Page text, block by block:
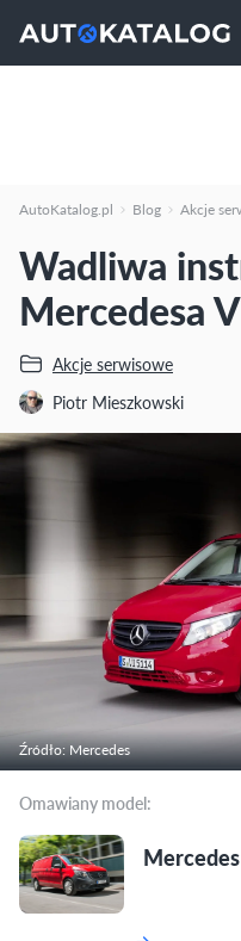
AutoKatalog.pl Blog Akcje
Wadliwa
Mercedesa
Akcje serwisowe
Piotr Mieszkowski
Źródło: Mercedes
Omawiany model: